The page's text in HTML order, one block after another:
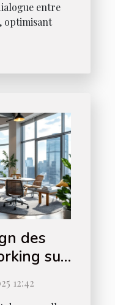
entre
optimisant
des
sur
travail
12:42